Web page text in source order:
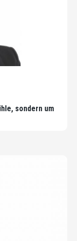
sondern um